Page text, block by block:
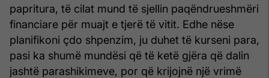
papritura, të cilat mund të sjellin paqëndrueshmëri
financiare për muajt e tjerë të vitit. Edhe nëse
planifikoni çdo shpenzim, ju duhet të kurseni para,
pasi ka shumë mundësi që të ketë gjëra që dalin
jashtë parashikimeve, por që krijojnë një vrimë